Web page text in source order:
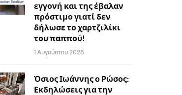
εγγονή και της έβαλαν
πρόστιμο γιατί δεν
δήλωσε το χαρτζιλίκι
του παππού!
1 Αυγούστου 2026
Όσιος Ιωάννης ο Ρώσος:
Εκδηλώσεις για την